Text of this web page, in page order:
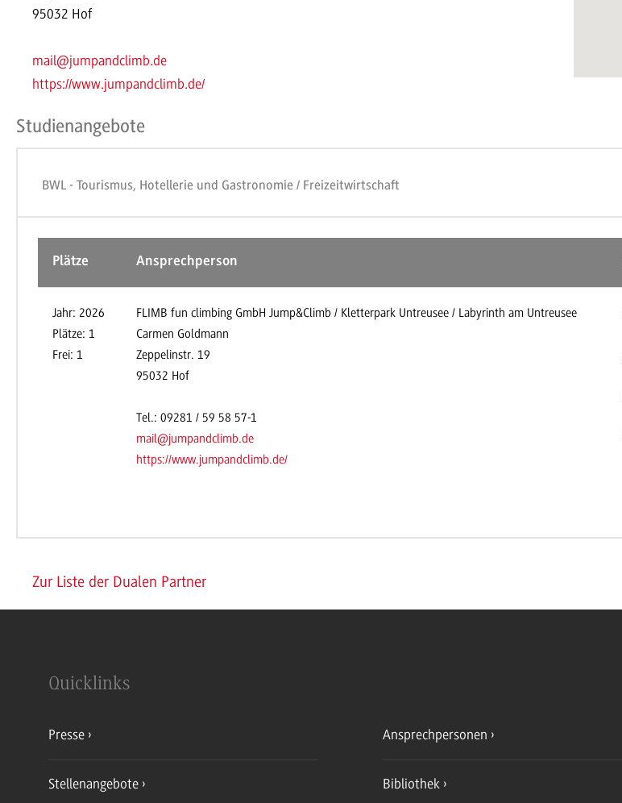
95032 Hof
mail@jumpandclimb.de
https://www.jumpandclimb.de/
Studienangebote
BWL - Tourismus, Hotellerie und Gastronomie / Freizeitwirtschaft
Plätze Ansprechperson
Jahr: 2026
Plätze: 1
Frei: 1
FLIMB fun climbing GmbH Jump&Climb / Kletterpark Untreusee / Labyrinth am Untreusee
Carmen Goldmann
Zeppelinstr. 19
95032 Hof
Tel.: 09281 / 59 58 57-1
mail@jumpandclimb.de
https://www.jumpandclimb.de/
Zur Liste der Dualen Partner
Quicklinks
Presse Ansprechpersonen
Stellenangebote Bibliothek